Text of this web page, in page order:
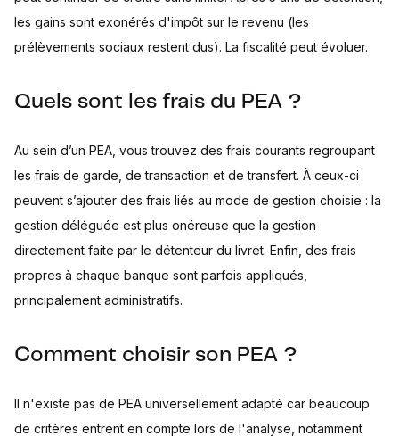
les gains sont exonérés d'impôt sur le revenu (les
prélèvements sociaux restent dus). La fiscalité peut évoluer.
Quels sont les frais du PEA ?
Au sein d’un PEA, vous trouvez des frais courants regroupant
les frais de garde, de transaction et de transfert. À ceux-ci
peuvent s’ajouter des frais liés au mode de gestion choisie : la
gestion déléguée est plus onéreuse que la gestion
directement faite par le détenteur du livret. Enfin, des frais
propres à chaque banque sont parfois appliqués,
principalement administratifs.
Comment choisir son PEA ?
Il n'existe pas de PEA universellement adapté car beaucoup
de critères entrent en compte lors de l'analyse, notamment